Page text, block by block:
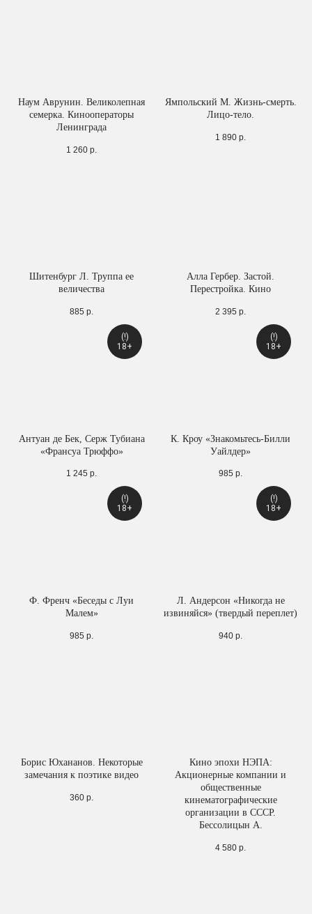
Наум Аврунин. Великолепная
семерка. Кинооператоры
Ленинграда
1 260 р.
Ямпольский М. Жизнь-смерть.
Лицо-тело.
1 890 р.
Шитенбург Л. Труппа ее
величества
885 р.
Алла Гербер. Застой.
Перестройка. Кино
2 395 р.
(!)
18+
Антуан де Бек, Серж Тубиана
«Франсуа Трюффо»
1 245 р.
(!)
18+
К. Кроу «Знакомьтесь-Билли
Уайлдер»
985 р.
(!)
18+
Ф. Френч «Беседы с Луи
Малем»
985 р.
(!)
18+
Л. Андерсон «Никогда не
извиняйся» (твердый переплет)
940 р.
Борис Юхананов. Некоторые
замечания к поэтике видео
360 р.
Кино эпохи НЭПА:
Акционерные компании и
общественные
кинематографические
организации в СССР.
Бессолицын А.
4 580 р.